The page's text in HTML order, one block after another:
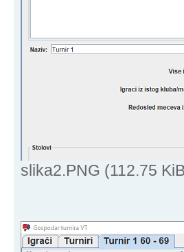
slika2.PNG (112.75